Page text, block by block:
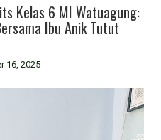
Kelas 6 MI Watuagung:
Ibu Anik Tutut
16, 2025